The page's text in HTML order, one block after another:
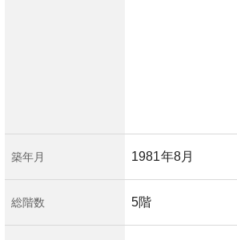
築年月 1981年8月
総階数 5階